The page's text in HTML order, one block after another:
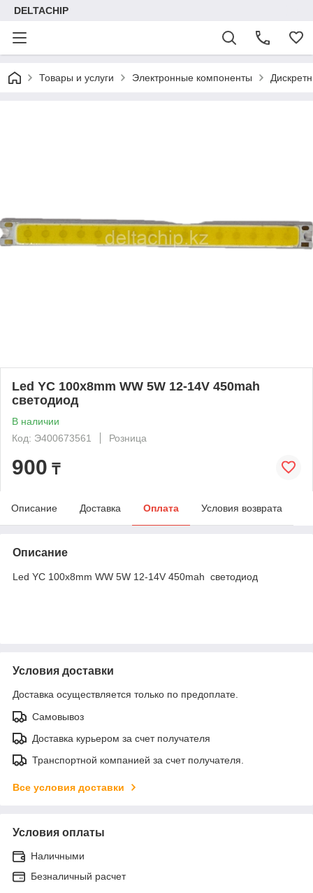
DELTACHIP
Товары и услуги Электронные компоненты
Led YC 100x8mm WW 5W 12-14V 450mah
светодиод
В наличии
Код: Э400673561
Розница
900 ₸
Описание Доставка Оплата Условия возврата
Описание
Led YC 100x8mm WW 5W 12-14V 450mah светодиод
Условия доставки
Доставка осуществляется только по предоплате.
Самовывоз
Доставка курьером за счет получателя
Транспортной компанией за счет получателя.
Все условия доставки
Условия оплаты
Наличными
Безналичный расчет